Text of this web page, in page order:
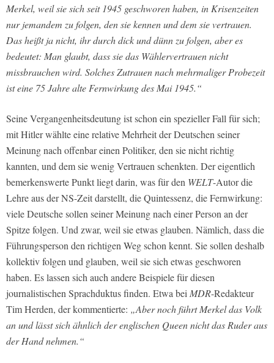
Merkel, weil sie sich seit 1945 geschworen haben, in Krisenzeiten
nur jemandem zu folgen, den sie kennen und dem sie vertrauen.
Das heißt ja nicht, ihr durch dick und dünn zu folgen, aber es
bedeutet: Man glaubt, dass sie das Wählervertrauen nicht
missbrauchen wird. Solches Zutrauen nach mehrmaliger Probezeit
ist eine 75 Jahre alte Fernwirkung des Mai 1945.“
Seine Vergangenheitsdeutung ist schon ein spezieller Fall für sich;
mit Hitler wählte eine relative Mehrheit der Deutschen seiner
Meinung nach offenbar einen Politiker, den sie nicht richtig
kannten, und dem sie wenig Vertrauen schenkten. Der eigentlich
bemerkenswerte Punkt liegt darin, was für den WELT-Autor die
Lehre aus der NS-Zeit darstellt, die Quintessenz, die Fernwirkung:
viele Deutsche sollen seiner Meinung nach einer Person an der
Spitze folgen. Und zwar, weil sie etwas glauben. Nämlich, dass die
Führungsperson den richtigen Weg schon kennt. Sie sollen deshalb
kollektiv folgen und glauben, weil sie sich etwas geschworen
haben. Es lassen sich auch andere Beispiele für diesen
journalistischen Sprachduktus finden. Etwa beiMDR-Redakteur
Tim Herden, der kommentierte: „Aber noch führt Merkel das Volk
an und lässt sich ähnlich der englischen Queen nicht das Ruder aus
der Hand nehmen.“